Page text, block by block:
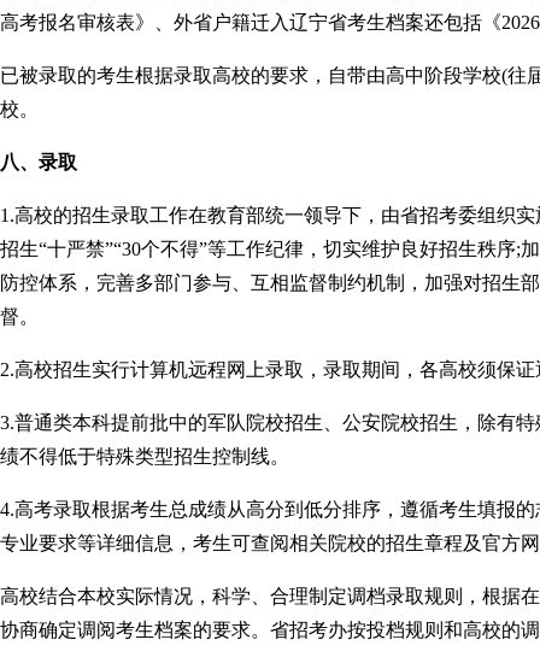
高考报名审核表》、外省户籍迁入辽宁省考生档案还包括《
已被录取的考生根据录取高校的要求，自带由高中阶段学校(
校。
八、录取
1.高校的招生录取工作在教育部统一领导下，由省招考委组织
招生“十严禁”“30个不得”等工作纪律，切实维护良好招生秩序
防控体系，完善多部门参与、互相监督制约机制，加强对招生
督。
2.高校招生实行计算机远程网上录取，录取期间，各高校须保
3.普通类本科提前批中的军队院校招生、公安院校招生，除有
绩不得低于特殊类型招生控制线。
4.高考录取根据考生总成绩从高分到低分排序，遵循考生填报
专业要求等详细信息，考生可查阅相关院校的招生章程及官方
高校结合本校实际情况，科学、合理制定调档录取规则，根据
协商确定调阅考生档案的要求。省招考办按投档规则和高校的